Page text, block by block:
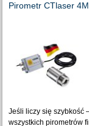
Pirometr CTlaser
Jeśli liczy się szybkość
wszystkich pirometrów